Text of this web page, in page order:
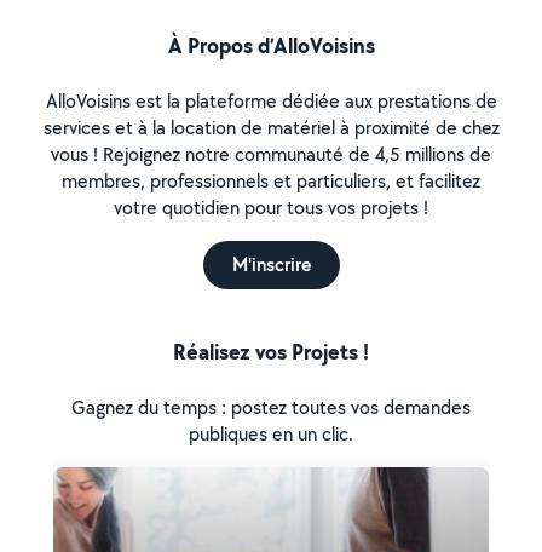
À Propos d’AlloVoisins
AlloVoisins est la plateforme dédiée aux prestations de
services et à la location de matériel à proximité de chez
vous ! Rejoignez notre communauté de 4,5 millions de
membres, professionnels et particuliers, et facilitez
votre quotidien pour tous vos projets !
M'inscrire
Réalisez vos Projets !
Gagnez du temps : postez toutes vos demandes
publiques en un clic.